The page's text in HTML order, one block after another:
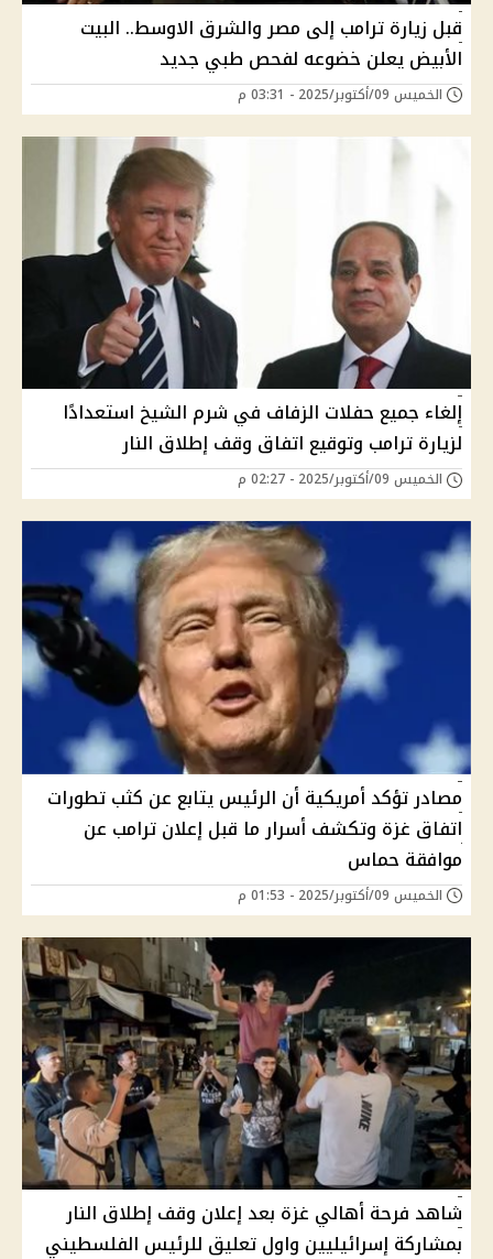
قبل زيارة ترامب إلى مصر والشرق الاوسط.. البيت
الأبيض يعلن خضوعه لفحص طبي جديد
الخميس 09/أكتوبر/2025 - 03:31 م
إلغاء جميع حفلات الزفاف في شرم الشيخ استعدادًا
لزيارة ترامب وتوقيع اتفاق وقف إطلاق النار
الخميس 09/أكتوبر/2025 - 02:27 م
مصادر تؤكد أمريكية أن الرئيس يتابع عن كثب تطورات
اتفاق غزة وتكشف أسرار ما قبل إعلان ترامب عن
موافقة حماس
الخميس 09/أكتوبر/2025 - 01:53 م
شاهد فرحة أهالي غزة بعد إعلان وقف إطلاق النار
بمشاركة إسرائيليين واول تعليق للرئيس الفلسطيني